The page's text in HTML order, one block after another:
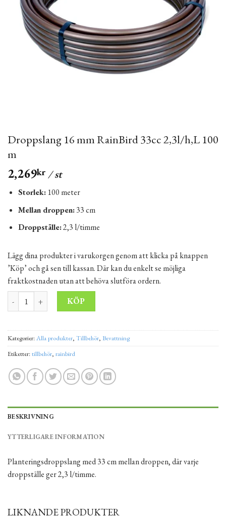
Droppslang 16 mm RainBird 33cc 2,3l/h,L 100
m
2,269kr / st
Storlek:100 meter
Mellan droppen:33 cm
Droppställe:2,3 l/timme
Lägg dina produkter i varukorgen genom att klicka på knappen
’Köp’ och gå sen till kassan. Där kan du enkelt se möjliga
fraktkostnaden utan att behöva slutföra ordern.
Droppslang 16 mm RainBird 33cc 2,3l/h,L 100 m mängd
KÖP
Kategorier:Alla produkter, Tillbehör, Bevattning
Etiketter:tillbehör, rainbird
BESKRIVNING
YTTERLIGARE INFORMATION
Planteringsdroppslang med 33 cm mellan droppen, där varje
droppställe ger 2,3 l/timme.
LIKNANDE PRODUKTER